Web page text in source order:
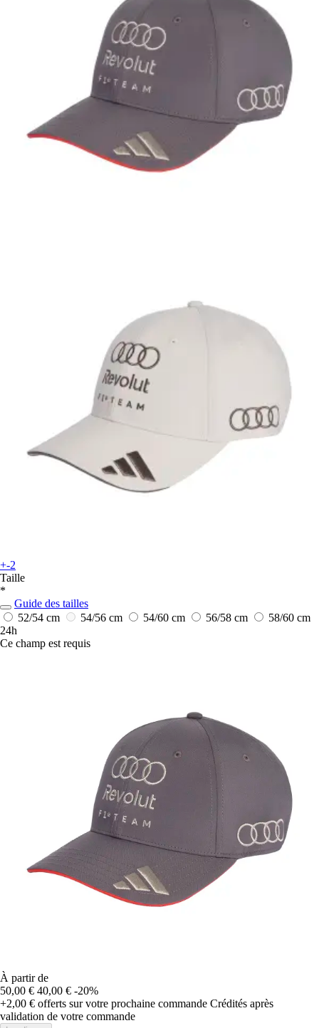
+-2
Taille
*
Guide des tailles
52/54 cm
54/56 cm 54/60 cm 56/58 cm
58/60 cm
24h
Ce champ est requis
À partir de
50,00 € 40,00 € -20%
+2,00 € offerts sur votre prochaine commande Crédités après
validation de votre commande